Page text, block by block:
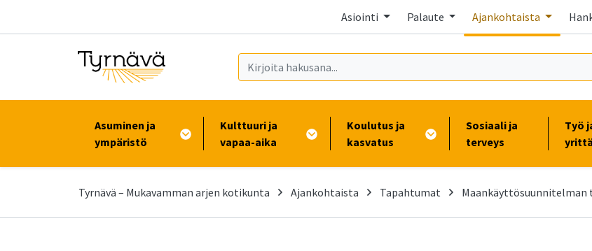
Asiointi Palaute Ajankohtaista
Asuminen ja
ympäristö
Kulttuuri ja
vapaa-aika
Koulutus ja
kasvatus
Sosiaali ja
terveys
Työ
Tyrnävä – Mukavamman arjen kotikunta Ajankohtaista Tapahtumat Maankäyttösuunnitelman